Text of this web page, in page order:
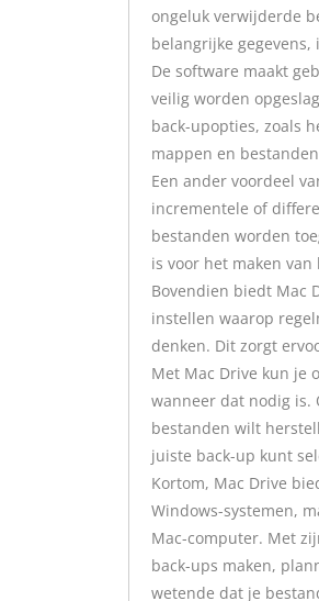
ongeluk verwijderde
belangrijke gegevens,
De software maakt
veilig worden
back-upopties, zoals
mappen en
Een ander voordeel
incrementele of
bestanden worden
is voor het maken
Bovendien biedt Mac
instellen waarop
denken. Dit zorgt
Met Mac Drive kun je
wanneer dat nodig is.
bestanden wilt
juiste back-up kunt
Kortom, Mac Drive
Windows-systemen,
Mac-computer. Met
back-ups maken,
wetende dat je